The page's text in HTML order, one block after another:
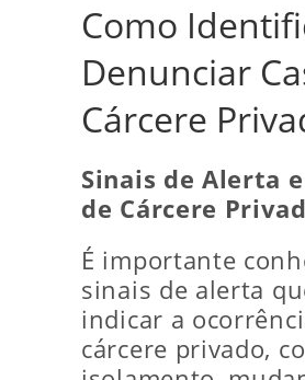
Como
Denunciar
Cárcere
Sinais de Alerta
de Cárcere
É importante
sinais de alerta
indicar a
cárcere privado,